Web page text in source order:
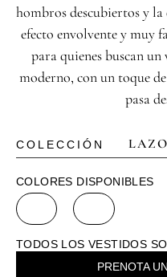
hombros descubiertos y
efecto envolvente y muy
para quienes buscan
moderno, con un toque
pasa
COLECCIÓN
COLORES DISPONIBLES
TODOS LOS VESTIDOS
PRENOTA